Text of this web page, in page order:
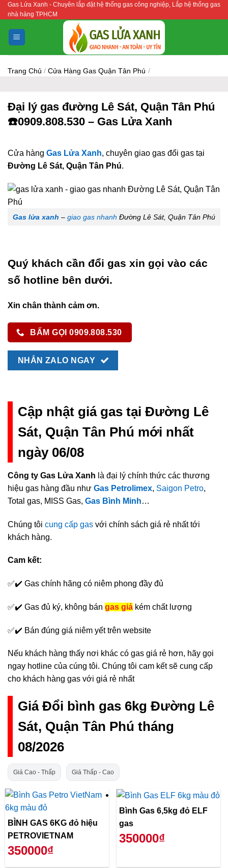
Bỏ
qua
nội
dung
Gas Lửa Xanh - Chuyên lắp đặt hệ thống gas công nghiệp, Lắp hệ thống gas
nhà hàng TPHCM
Trang Chủ / Cửa Hàng Gas Quận Tân Phú /
Đại lý gas đường Lê Sát, Quận Tân Phú
☎️0909.808.530 – Gas Lửa Xanh
Cửa hàng Gas Lửa Xanh, chuyên giao gas đổi gas tại
Đường Lê Sát, Quận Tân Phú.
Gas lửa xanh – giao gas nhanh Đường Lê Sát, Quận Tân Phú
Quý khách cần đổi gas xin gọi vào các
số hotline bên dưới.
Xin chân thành cảm ơn.
BẤM GỌI 0909.808.530
NHẮN ZALO NGAY
Cập nhật giá gas tại Đường Lê
Sát, Quận Tân Phú mới nhất
ngày 06/08
Công ty Gas Lửa Xanh là đại lý chính thức các thương
hiệu gas hàng đầu như Gas Petrolimex, Saigon Petro,
Total gas, MISS Gas, Gas Bình Minh…
Chúng tôi cung cấp gas với chính sách giá rẻ nhất tới
khách hàng.
Cam kết:
✅✔️ Gas chính hãng có niêm phong đầy đủ
✅✔️ Gas đủ ký, không bán gas giả kém chất lượng
✅✔️ Bán đúng giá niêm yết trên website
Nếu khách hàng thấy nơi khác có gas giá rẻ hơn, hãy gọi
ngay hotline của cúng tôi. Chúng tôi cam kết sẽ cung cấp
cho khách hàng gas với giá rẻ nhất
Giá Đổi bình gas 6kg Đường Lê
Sát, Quận Tân Phú tháng
08/2026
Giá Cao - Thấp Giá Thấp - Cao
BÌNH GAS 6KG đỏ hiệu
PETROVIETNAM
350000₫
Bình Gas 6,5kg đỏ ELF
gas
350000₫